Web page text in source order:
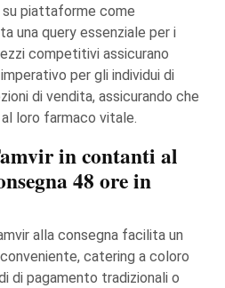
su piattaforme come
una query essenziale per i
competitivi assicurano
per gli individui di
di vendita, assicurando che
loro farmaco vitale.
in contanti al
48 ore in
alla consegna facilita un
catering a coloro
di pagamento tradizionali o